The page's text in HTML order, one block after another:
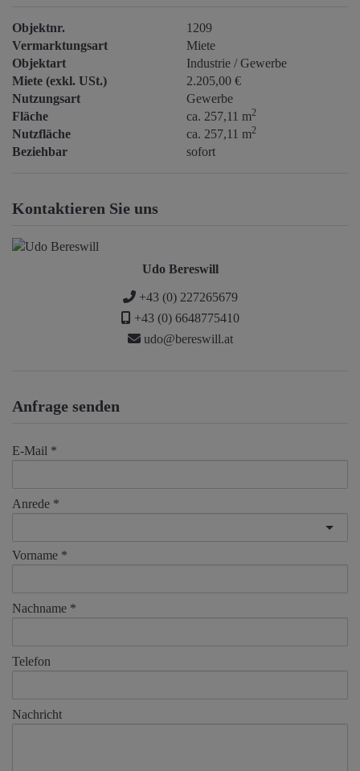
Objektnr.
1209
Vermarktungsart
Miete
Objektart
Industrie / Gewerbe
Miete (exkl. USt.)
2.205,00 €
Nutzungsart
Gewerbe
Fläche
ca. 257,11 m2
Nutzfläche ca. 257,11 m2
Beziehbar sofort
Kontaktieren Sie uns
Udo Bereswill
+43 (0) 227265679
+43 (0) 6648775410
udo@bereswill.at
Anfrage senden
E-Mail
Anrede
Vorname
Nachname
Telefon
Nachricht